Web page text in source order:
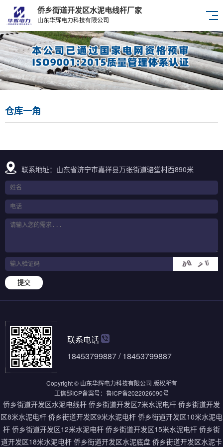
侨乡街道开发区水泥电线杆厂家
山东华辉电力科技有限公司
仓库一角
联系地址：山东省济宁市嘉祥县万张街道骆堂村西890米
提交
联系电话
18453799887 / 18453799887
Copyright © 山东华辉电力科技有限公司 版权所有
工信部ICP备案号： 鲁ICP备2022026090号
侨乡街道开发区水泥电线杆 侨乡街道开发区7米水泥电杆 侨乡街道开发
区8米水泥电杆 侨乡街道开发区9米水泥电杆 侨乡街道开发区10米水泥电
杆 侨乡街道开发区12米水泥电杆 侨乡街道开发区15米水泥电杆 侨乡街
道开发区18米水泥电杆 侨乡街道开发区水泥底盘 侨乡街道开发区水泥卡